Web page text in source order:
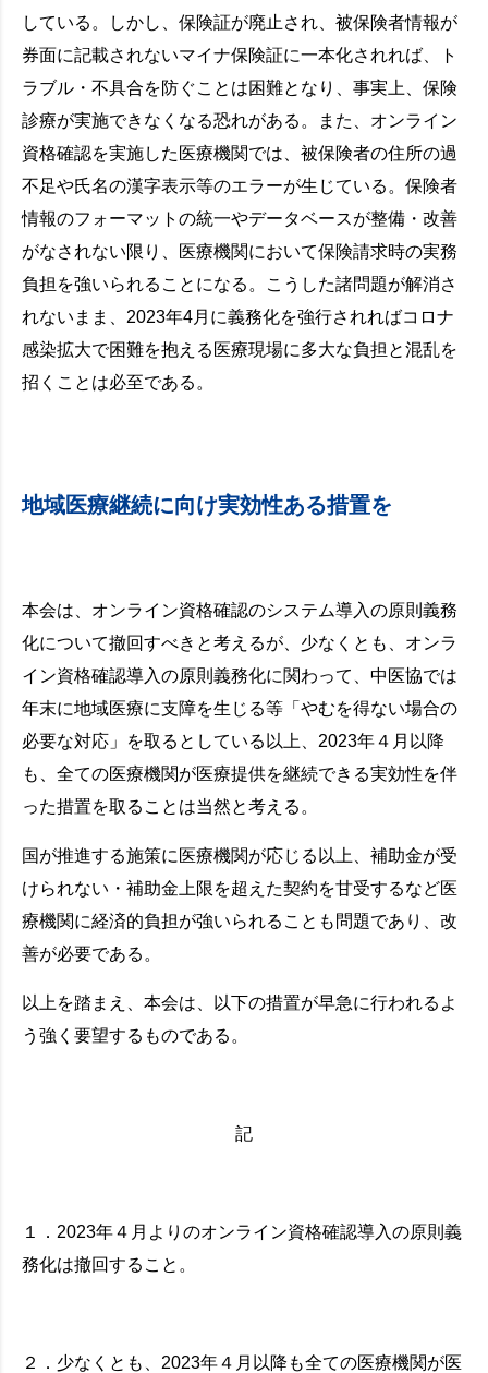
している。しかし、保険証が廃止され、被保険者情報が
券面に記載されないマイナ保険証に一本化されれば、ト
ラブル・不具合を防ぐことは困難となり、事実上、保険
診療が実施できなくなる恐れがある。また、オンライン
資格確認を実施した医療機関では、被保険者の住所の過
不足や氏名の漢字表示等のエラーが生じている。保険者
情報のフォーマットの統一やデータベースが整備・改善
がなされない限り、医療機関において保険請求時の実務
負担を強いられることになる。こうした諸問題が解消さ
れないまま、2023年4月に義務化を強行されればコロナ
感染拡大で困難を抱える医療現場に多大な負担と混乱を
招くことは必至である。
地域医療継続に向け実効性ある措置を
本会は、オンライン資格確認のシステム導入の原則義務
化について撤回すべきと考えるが、少なくとも、オンラ
イン資格確認導入の原則義務化に関わって、中医協では
年末に地域医療に支障を生じる等「やむを得ない場合の
必要な対応」を取るとしている以上、2023年４月以降
も、全ての医療機関が医療提供を継続できる実効性を伴
った措置を取ることは当然と考える。
国が推進する施策に医療機関が応じる以上、補助金が受
けられない・補助金上限を超えた契約を甘受するなど医
療機関に経済的負担が強いられることも問題であり、改
善が必要である。
以上を踏まえ、本会は、以下の措置が早急に行われるよ
う強く要望するものである。
記
１．2023年４月よりのオンライン資格確認導入の原則義
務化は撤回すること。
２．少なくとも、2023年４月以降も全ての医療機関が医